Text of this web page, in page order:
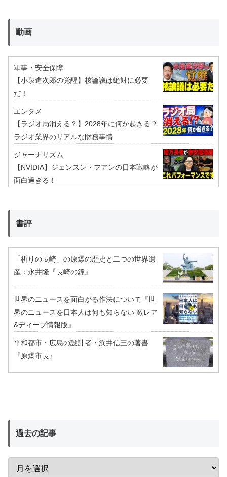
動画
軍事・安全保障
【小泉進次郎の覚醒】核論議は絶対に必要
だ！
エンタメ
【ラジオ局消える？】2028年に何が起きる？
ラジオ業界のリアルな財務事情
ジャーナリズム
【NVIDIA】ジェンスン・フアンの日本戦略が
面白過ぎる！
書評
「祈りの長崎」の原爆の歴史と二つの世界遺
産：永井隆『長崎の鐘』
世界のニュースを面白がる作法について『世
界のニュースを日本人は何も知らない 激レア
&ディープ情報版』
平和都市・広島の設計者・浜井信三の著書
『原爆市長』
過去の記事